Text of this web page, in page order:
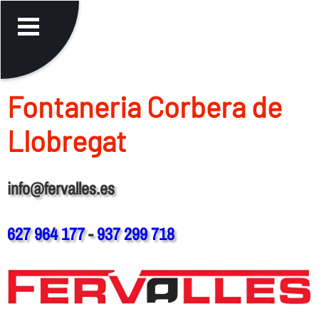
Fontaneria Corbera de
Llobregat
info@fervalles.es
627 964 177-937 299 718